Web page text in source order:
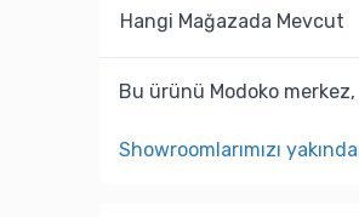
Hangi Mağazada Mevcut
Bu ürünü Modoko
Showroomlarımızı